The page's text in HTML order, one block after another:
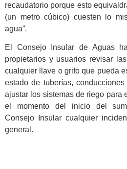
recaudatorio porque esto
(un metro cúbico) cuesten lo
agua”.
El Consejo Insular de Aguas
propietarios y usuarios revisar
cualquier llave o grifo que pueda
estado de tuberías,
ajustar los sistemas de riego para
el momento del inicio del
Consejo Insular cualquier
general.